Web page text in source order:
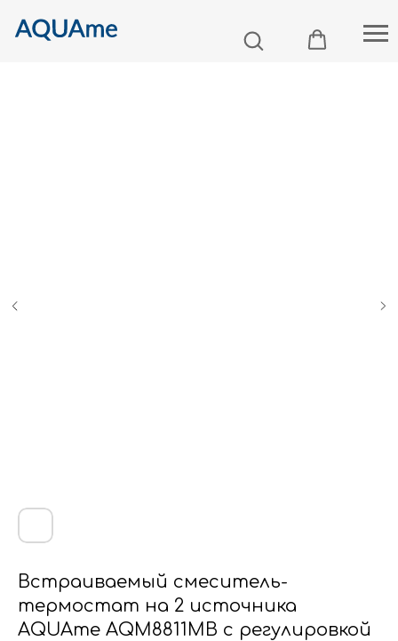
Встраиваемый смеситель-
термостат на 2 источника
AQUAme AQM8811MB с регулировкой